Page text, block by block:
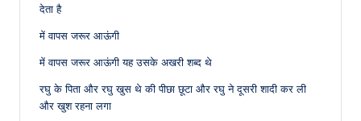
देता है
में वापस जरूर आऊंगी
में वापस जरूर आऊंगी यह उसके अखरी शब्द थे
रघु के पिता और रघु खुस थे की पीछा छूटा और रघु ने दूसरी शादी कर ली
और खुश रहना लगा